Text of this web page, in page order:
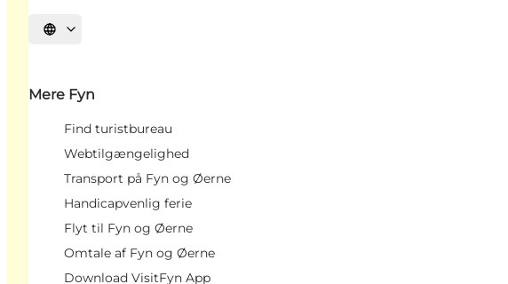
Vælg sprog
Mere Fyn
Find turistbureau
Webtilgængelighed
Transport på Fyn og Øerne
Handicapvenlig ferie
Flyt til Fyn og Øerne
Omtale af Fyn og Øerne
Download VisitFyn App